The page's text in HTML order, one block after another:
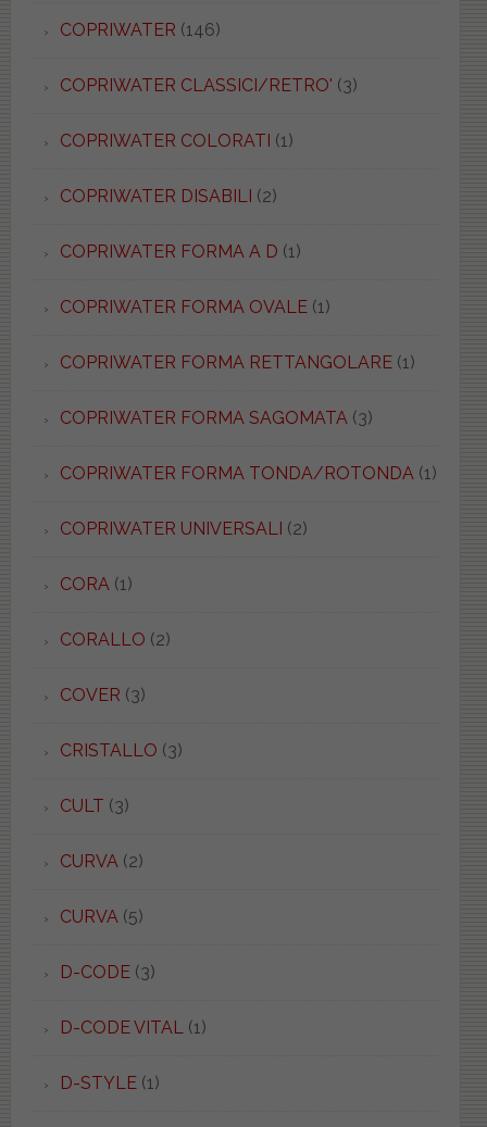
COPRIWATER (146)
COPRIWATER CLASSICI/RETRO' (3)
COPRIWATER COLORATI (1)
COPRIWATER DISABILI (2)
COPRIWATER FORMA A D (1)
COPRIWATER FORMA OVALE(1)
COPRIWATER FORMA RETTANGOLARE(1)
COPRIWATER FORMA SAGOMATA(3)
COPRIWATER FORMA TONDA/ROTONDA(1)
COPRIWATER UNIVERSALI (2)
CORA(1)
CORALLO (2)
COVER (3)
CRISTALLO (3)
CULT (3)
CURVA(2)
CURVA(5)
D-CODE(3)
D-CODE VITAL(1)
D-STYLE(1)